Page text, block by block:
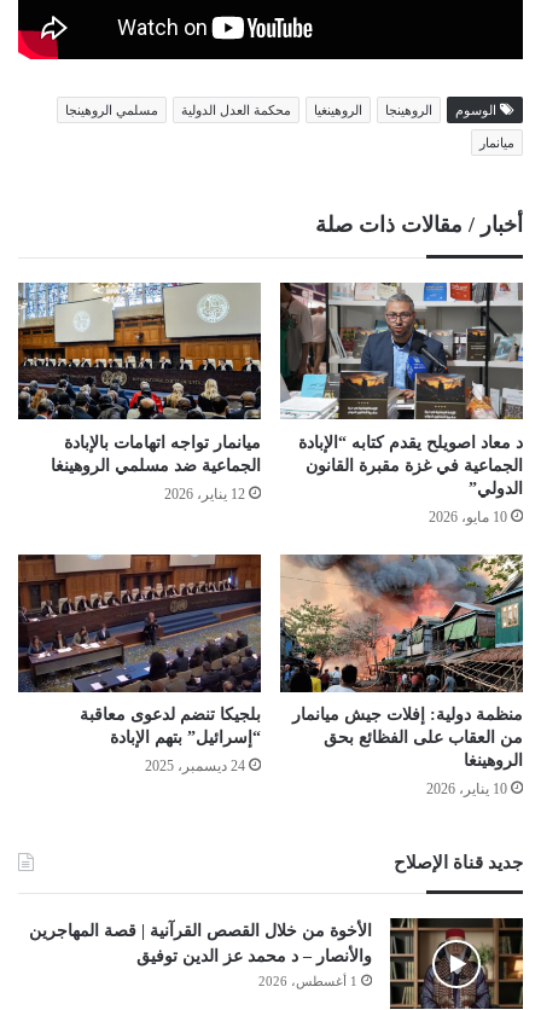
الوسوم الروهينجا الروهينغيا محكمة العدل الدولية مسلمي الروهينجا
ميانمار
أخبار / مقالات ذات صلة
د معاد اصويلح يقدم كتابه “الإبادة
الجماعية في غزة مقبرة القانون
الدولي”
10 مايو، 2026
ميانمار تواجه اتهامات بالإبادة
الجماعية ضد مسلمي الروهينغا
12 يناير، 2026
منظمة دولية: إفلات جيش ميانمار
من العقاب على الفظائع بحق
الروهينغا
10 يناير، 2026
بلجيكا تنضم لدعوى معاقبة
“إسرائيل” بتهم الإبادة
24 ديسمبر، 2025
جديد قناة الإصلاح
الأخوة من خلال القصص القرآنية | قصة المهاجرين
والأنصار – د محمد عز الدين توفيق
1 أغسطس، 2026